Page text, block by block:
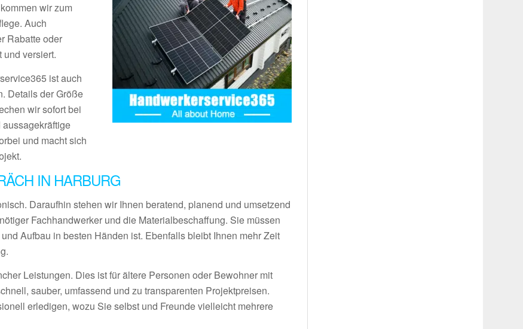
wir zum
Auch
Rabatte oder
und versiert.
ist auch
Details der Größe
wir sofort bei
und macht sich
IN HARBURG
Daraufhin stehen wir Ihnen beratend, planend und umsetzend
Fachhandwerker und die Materialbeschaffung. Sie müssen
Aufbau in besten Händen ist. Ebenfalls bleibt Ihnen mehr Zeit
Leistungen. Dies ist für ältere Personen oder Bewohner mit
sauber, umfassend und zu transparenten Projektpreisen.
erledigen, wozu Sie selbst und Freunde vielleicht mehrere